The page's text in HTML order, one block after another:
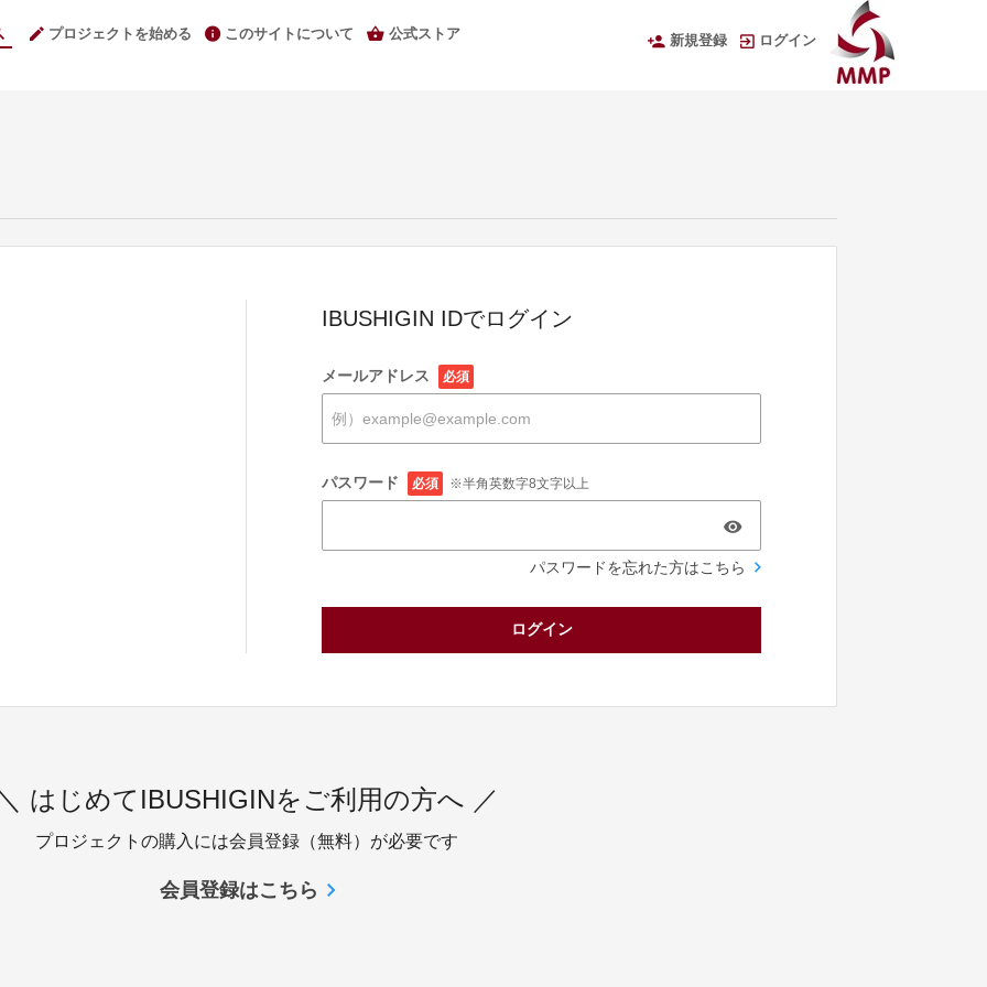
プロジェクトを始める このサイトについて 公式ストア 新規登録 ログイン
IBUSHIGIN IDでログイン
メールアドレス 必須
パスワード 必須 ※半角英数字8文字以上
パスワードを忘れた方はこちら
ログイン
はじめてIBUSHIGINをご利用の方へ ／
プロジェクトの購入には会員登録（無料）が必要です
会員登録はこちら